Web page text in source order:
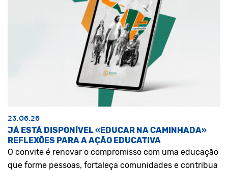
23.06.26
JÁ ESTÁ DISPONÍVEL «EDUCAR NA CAMINHADA»
REFLEXÕES PARA A AÇÃO EDUCATIVA
O convite é renovar o compromisso com uma educação
que forme pessoas, fortaleça comunidades e contribua